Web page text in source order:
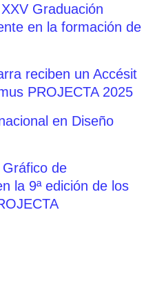
Graduación
en la formación de
reciben un Accésit
PROJECTA 2025
en Diseño
de
la 9ª edición de los